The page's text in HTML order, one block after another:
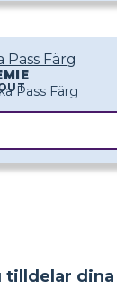
Pass Färg
tilldelar